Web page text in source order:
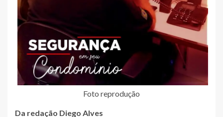
Foto reprodução
Da redação Diego Alves